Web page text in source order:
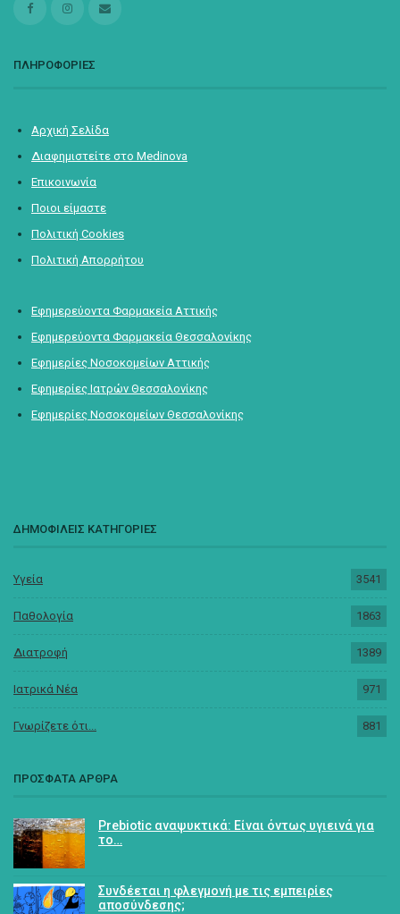
ΠΛΗΡΟΦΟΡΙΕΣ
Αρχική Σελίδα
Διαφημιστείτε στο Medinova
Επικοινωνία
Ποιοι είμαστε
Πολιτική Cookies
Πολιτική Απορρήτου
Εφημερεύοντα Φαρμακεία Αττικής
Εφημερεύοντα Φαρμακεία Θεσσαλονίκης
Εφημερίες Νοσοκομείων Αττικής
Εφημερίες Ιατρών Θεσσαλονίκης
Εφημερίες Νοσοκομείων Θεσσαλονίκης
ΔΗΜΟΦΙΛΕΙΣ ΚΑΤΗΓΟΡΙΕΣ
Υγεία 3541
Παθολογία 1863
Διατροφή 1389
Ιατρικά Νέα 971
Γνωρίζετε ότι... 881
ΠΡΟΣΦΑΤΑ ΑΡΘΡΑ
Prebiotic αναψυκτικά: Είναι όντως υγιεινά για
το…
Συνδέεται η φλεγμονή με τις εμπειρίες
αποσύνδεσης;